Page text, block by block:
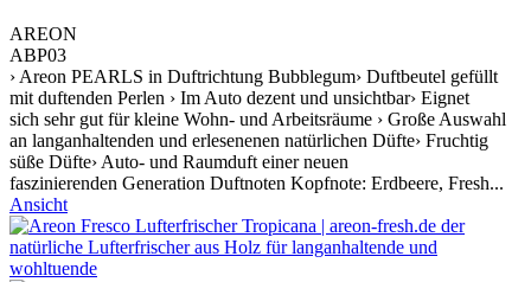
AREON
ABP03
› Areon PEARLS in Duftrichtung Bubblegum› Duftbeutel gefüllt
mit duftenden Perlen › Im Auto dezent und unsichtbar› Eignet
sich sehr gut für kleine Wohn- und Arbeitsräume › Große Auswahl
an langanhaltenden und erlesenenen natürlichen Düfte› Fruchtig
süße Düfte› Auto- und Raumduft einer neuen
faszinierenden Generation Duftnoten Kopfnote: Erdbeere, Fresh...
Ansicht